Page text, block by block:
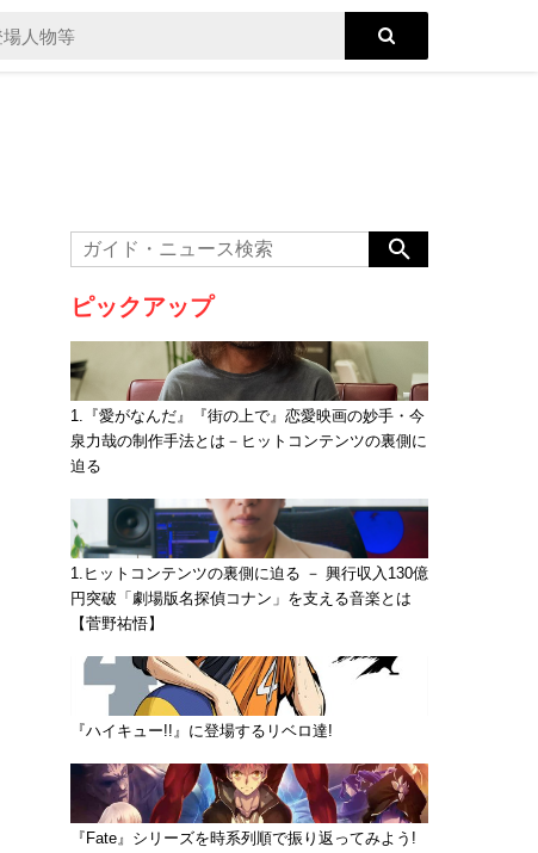
ピックアップ
1.『愛がなんだ』『街の上で』恋愛映画の妙手・今
泉力哉の制作手法とは－ヒットコンテンツの裏側に
迫る
1.ヒットコンテンツの裏側に迫る － 興行収入130億
円突破「劇場版名探偵コナン」を支える音楽とは
【菅野祐悟】
『ハイキュー!!』に登場するリベロ達!
『Fate』シリーズを時系列順で振り返ってみよう!